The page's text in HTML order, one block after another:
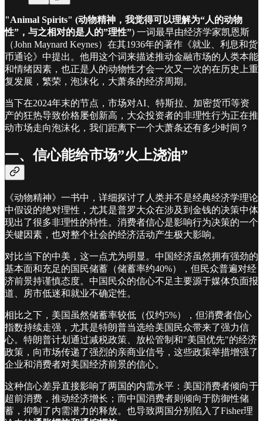
"Animal Spirits" (动物精神，我觉得可以理解为“人的动物
性”，与之相对的是人的”理性”) 一词最早由经济学家凯恩斯
（John Maynard Keynes）在其1936年的著作《就业、利息和货
币通论》中提出。他用这个词来描述推动金融市场的人类本能
和情绪因素，也正是人的动物性才会一次又一次的在历史上重
复发展，繁荣，泡沫化，大萧条的经济周期。
当下在2024年末的节点，市场对AI、特斯拉、加密货币等资
产的狂热导致价格屡创新高，大众投资者的非理性行为正在推
动市场走向泡沫化，我们距离下一个大萧条还有多少时间？
一、信心能给市场”火上浇油”
《动物精神》一书中，详细探讨了人类并不是经典经济学理论
中假设的绝对理性，尤其是普罗大众在涉及到金钱的决策中体
现出了很多非理性的特性。消费者信心是影响行为决策的一个
关键因素，也对整个社会的经济活动产生极大影响。
对比当下的中美，这一点尤为明显。中国经济虽然拥有强劲的
基本面和充足的国民储蓄（储蓄率约40%），但民众普遍对经
济前景持谨慎态度。中国民众的信心不足主要源于媒体负面报
道、房市低迷和就业不确定性。
相比之下，美国虽然储蓄率较低（仅约5%），但消费者信心
指数持续走强，尤其是特朗普当选给美国民众带来了强力信
心。特朗普计划通过减税政策、放松管制和"美国优先"的经济
政策，向市场传递了强烈的亲商业信号，这些政策举措增强了
企业和消费者对美国经济前景的信心。
这种信心差异直接影响了两国的内需水平：美国消费者倾向于
超前消费，推动经济增长；而中国消费者则倾向于防御性储
蓄，抑制了内需潜力的释放。也导致两国分别陷入了Fisher理